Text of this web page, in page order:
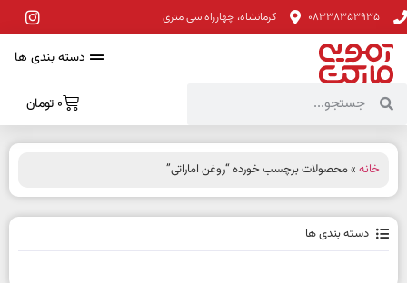
08338353935 کرمانشاه، چهارراه سی متری
دسته بندی ها
0 تومان
خانه » محصولات برچسب خورده “روغن اماراتی”
دسته بندی ها